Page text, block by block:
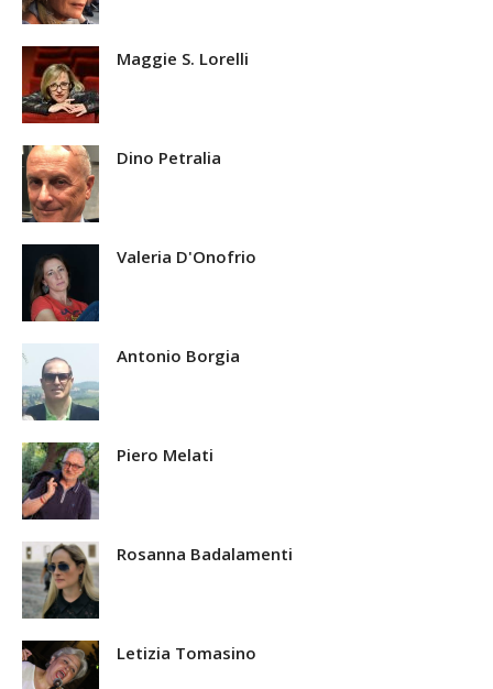
Maggie S. Lorelli
Dino Petralia
Valeria D'Onofrio
Antonio Borgia
Piero Melati
Rosanna Badalamenti
Letizia Tomasino